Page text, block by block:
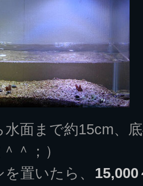
水面まで約15cm、
＾；）
置いたら、